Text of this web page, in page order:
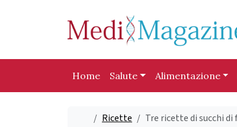
Home Salute Alimentazione
HomeRicette Tre ricette di succhi